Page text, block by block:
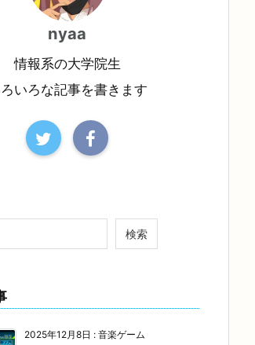
nyaa
情報系の大学院生
いろな記事を書きます
検索
2025年12月8日 : 音楽ゲーム